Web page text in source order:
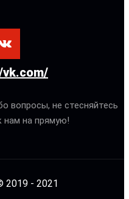
вопросы, не стесняйтесь
нам на прямую!
2019 - 2021